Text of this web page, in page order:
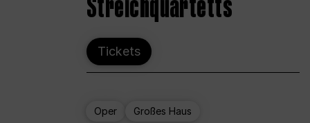
Tickets
Oper Großes Haus